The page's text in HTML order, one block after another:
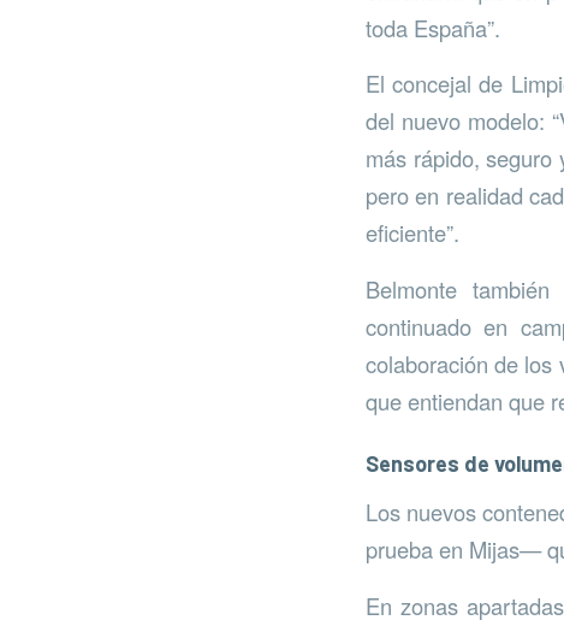
toda España”.
El concejal de
del nuevo modelo:
más rápido, seguro
pero en realidad
eficiente”.
Belmonte
continuado en
colaboración de los
que entiendan que
Sensores de
Los nuevos
prueba en Mijas—
En zonas